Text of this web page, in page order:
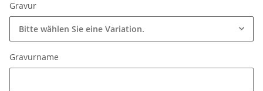
Gravur
Bitte wählen Sie eine Variation.
Gravurname